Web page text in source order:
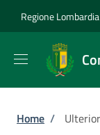
Regione Lombardia
Briciole
Home /